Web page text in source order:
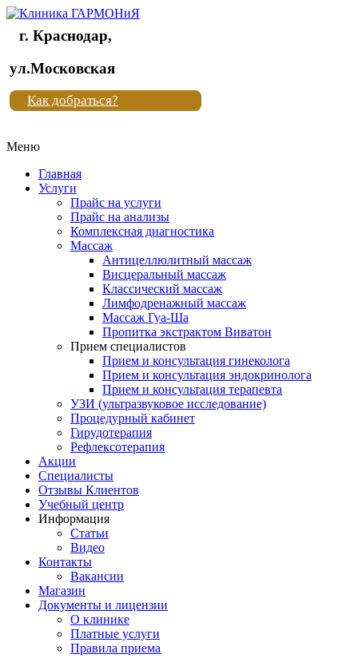
Клиника
"Новая
жизнь"
Клиника
жизнь"
г. Краснодар,
ул.Московская
Как добраться?
Меню
Главная
Услуги
Прайс на услуги
Прайс на анализы
Комплексная диагностика
Массаж
Антицеллюлитный массаж
Висцеральный массаж
Классический массаж
Лимфодренажный массаж
Массаж Гуа-Ша
Пропитка экстрактом Виватон
Прием специалистов
Прием и консультация гинеколога
Прием и консультация эндокринолога
Прием и консультация терапевта
УЗИ (ультразвуковое исследование)
Процедурный кабинет
Гирудотерапия
Рефлексотерапия
Акции
Специалисты
Отзывы Клиентов
Учебный центр
Информация
Статьи
Видео
Контакты
Вакансии
Магазин
Документы и лицензии
О клинике
Платные услуги
Правила приема